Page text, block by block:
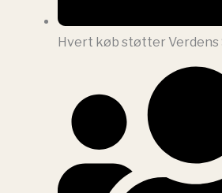
Hvert køb støtter Verdens